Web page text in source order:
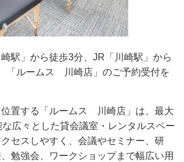
駅」から徒歩3分、JR「川崎駅」から
「ルームス 川崎店」のご予約受付を
置する「ルームス 川崎店」は、最大
広々とした貸会議室・レンタルスペー
セスしやすく、会議やセミナー、研
勉強会、ワークショップまで幅広い用